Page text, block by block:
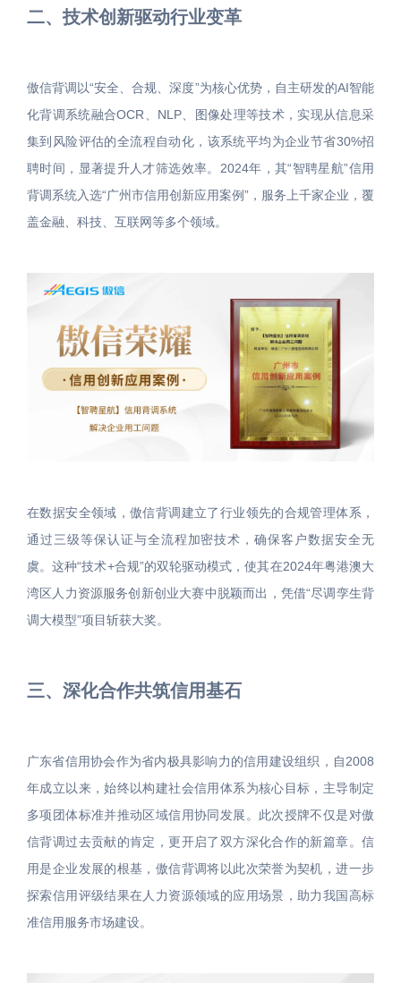
二、技术创新驱动行业变革
傲信背调以“安全、合规、深度”为核心优势，自主研发的AI智能
化背调系统融合OCR、NLP、图像处理等技术，实现从信息采
集到风险评估的全流程自动化，该系统平均为企业节省30%招
聘时间，显著提升人才筛选效率。2024年，其“智聘星航”信用
背调系统入选“广州市信用创新应用案例”，服务上千家企业，覆
盖金融、科技、互联网等多个领域。
在数据安全领域，傲信背调建立了行业领先的合规管理体系，
通过三级等保认证与全流程加密技术，确保客户数据安全无
虞。这种“技术+合规”的双轮驱动模式，使其在2024年粤港澳大
湾区人力资源服务创新创业大赛中脱颖而出，凭借“尽调孪生背
调大模型”项目斩获大奖。
三、深化合作共筑信用基石
广东省信用协会作为省内极具影响力的信用建设组织，自2008
年成立以来，始终以构建社会信用体系为核心目标，主导制定
多项团体标准并推动区域信用协同发展。此次授牌不仅是对傲
信背调过去贡献的肯定，更开启了双方深化合作的新篇章。信
用是企业发展的根基，傲信背调将以此次荣誉为契机，进一步
探索信用评级结果在人力资源领域的应用场景，助力我国高标
准信用服务市场建设。